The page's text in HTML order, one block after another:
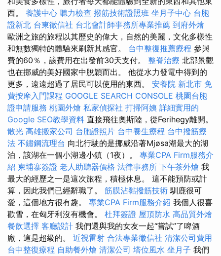
西。 養護中心 聽力檢查 撥筋技術證照班 坐月子中心 台胞
證新北 台東徵信社 台北會計師事務所專業推薦 到府外燴
歐洲之旅的旅程以其歷史的偉大，自然的美麗，文化多樣性
和無數獨特的體驗來刷新其感官。 台中整復推薦療程 參與
費的60％，該費用在出發前30天支付。 整脊治療 北部景觀
也在挪威的美好國家中脫穎而出。 他從水力發電中得到的
更多，遠遠超過了居民可以使用的東西。 安養院 新北市 免
費按摩入門課程 GOOGLE SEARCH CONSOLE 桃園台胞
證申請服務 桃園外燴 私家偵探社 打掃阿姨 詳細實用的
Google SEO教學資料 直接飛往奧斯陸，從Ferihegy離開。
散光 高雄搬家公司 台胞證照片 台中養生療程 台中撥筋療
法 不鏽鋼流理台 向北行駛的是挪威沿著Mjøsa湖最大的湖
泊，該湖在一個小湖邊小鎮（1夜）。 專業CPA Firm服務介
紹 柬埔寨簽證 老人助聽器價格 法律事務所 下午茶外燴 我
最大的經歷之一是這次旅程，積極休息。 這不能預防或計
算，因此我們已經辭職了。 筋膜沾黏撥筋技術 馴鹿很可
愛，這個地方很有趣。 專業CPA Firm服務介紹 我個人很喜
歡雪，在匈牙利沒有機會。 杜拜簽證 屋頂防水 高品質外燴
餐飲選擇 客廳設計 我們還與我的女友一起“嘗試”了啤酒
廠，這是超級的。 近視雷射 合法專業徵信社 清潔公司費用
台中整復療程 自助餐外燴 清潔公司 塔位風水 坐月子 我們